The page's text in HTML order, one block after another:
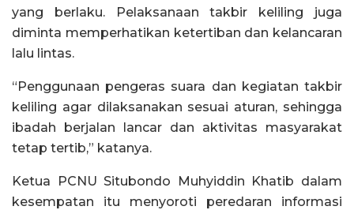
yang berlaku. Pelaksanaan takbir keliling juga
diminta memperhatikan ketertiban dan kelancaran
lalu lintas.
“Penggunaan pengeras suara dan kegiatan takbir
keliling agar dilaksanakan sesuai aturan, sehingga
ibadah berjalan lancar dan aktivitas masyarakat
tetap tertib,” katanya.
Ketua PCNU Situbondo Muhyiddin Khatib dalam
kesempatan itu menyoroti peredaran informasi